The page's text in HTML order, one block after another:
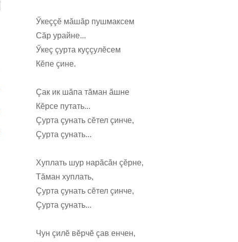
Ӳкеççĕ мăшăр пушмаксем
Сăр урайне...
Ӳкеç çурта куççулĕсем
Кĕпе çине.
Çак ик шăпа тăман ăшне
Кĕрсе путать...
Çурта çунать сĕтел çинче,
Çурта çунать...
Хуплать шур нарăсăн çĕрне,
Тăман хуплать,
Çурта çунать сĕтел çинче,
Çурта çунать...
Чун çилĕ вĕрчĕ çав енчен,